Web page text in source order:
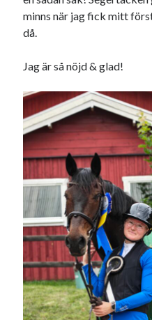
minns när jag fick mitt
då.
Jag är så nöjd & glad!